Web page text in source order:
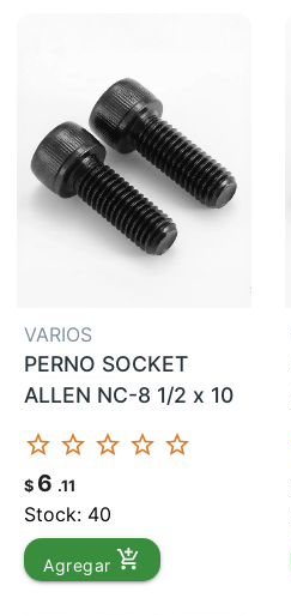
VARIOS
PERNO SOCKET
ALLEN NC-8 1/2 x 10
star_border star_border star_border star_border star_border
$ 6 .11
Stock: 40
Agregar add_shopping_cart